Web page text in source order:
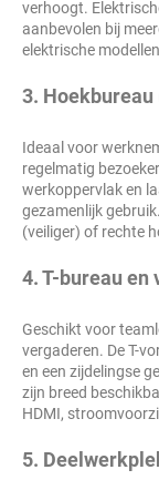
verhoogt.
aanbevolen bij
elektrische
3.
Ideaal voor
regelmatig
werkoppervlak en
gezamenlijk
(veiliger) of rechte
4. T-bureau en
Geschikt voor
vergaderen. De T-
en een zijdelingse
zijn breed
HDMI,
5.